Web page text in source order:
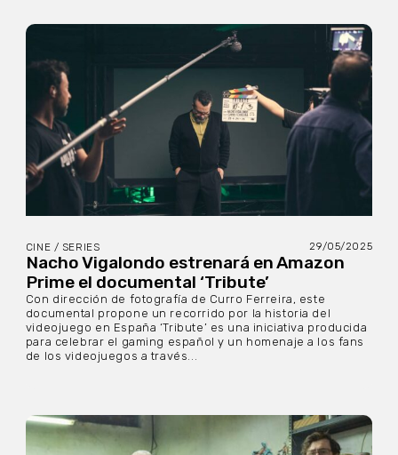
CINE / SERIES 29/05/2025
Nacho Vigalondo estrenará en Amazon
Prime el documental ‘Tribute’
Con dirección de fotografía de Curro Ferreira, este
documental propone un recorrido por la historia del
videojuego en España ‘Tribute’ es una iniciativa producida
para celebrar el gaming español y un homenaje a los fans
de los videojuegos a través...